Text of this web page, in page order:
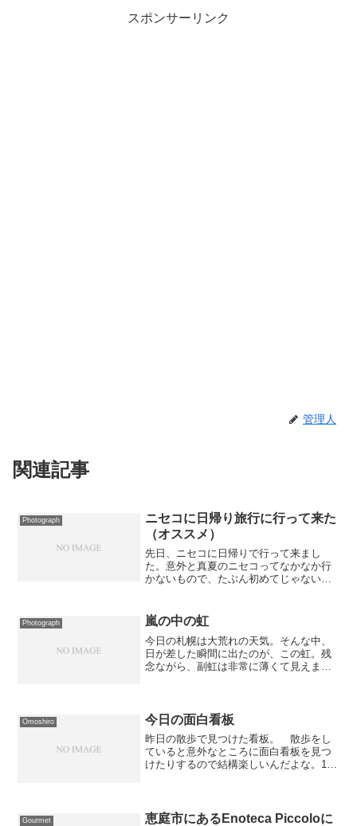
スポンサーリンク
管理人
関連記事
Photograph
ニセコに日帰り旅行に行って来た
（オススメ）
先日、ニセコに日帰りで行って来まし
た。意外と真夏のニセコってなかなか行
かないもので、たぶん初めてじゃないか
的地はニセコに行くと必ず寄る「カリー
小屋」です。赤井川経由で...
Photograph 嵐の中の虹
今日の札幌は大荒れの天気。そんな中、
日が差した瞬間に出たのが、この虹。残
念ながら、副虹は非常に薄くて見えませ
Omoshiro 今日の面白看板
昨日の散歩で見つけた看板。 散歩をし
ていると意外なところに面白看板を見つ
けたりするので結構楽しいんだよな。1枚
て判らない人が多い...
Gourmet
恵庭市にあるEnoteca Piccoloに